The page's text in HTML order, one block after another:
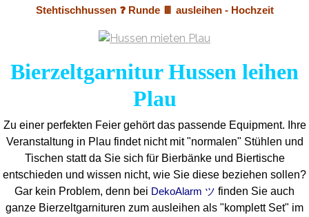
Stehtischhussen ❓ Runde 🍫 ausleihen - Hochzeit
Bierzeltgarnitur Hussen leihen
Plau
Zu einer perfekten Feier gehört das passende Equipment.
Ihre
Veranstaltung in Plau findet nicht mit "normalen" Stühlen und
Tischen statt da Sie sich für Bierbänke und Biertische
entschieden und wissen nicht, wie Sie diese beziehen sollen?
Gar kein Problem, denn bei DekoAlarm ツ finden Sie auch
ganze Bierzeltgarnituren zum ausleihen als "komplett Set" im